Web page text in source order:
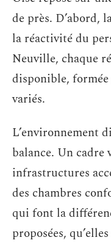
de près. D’abord,
la réactivité du
Neuville, chaque
disponible,
variés.
L’environnement
balance. Un cadre
infrastructures
des chambres
qui font la
proposées,